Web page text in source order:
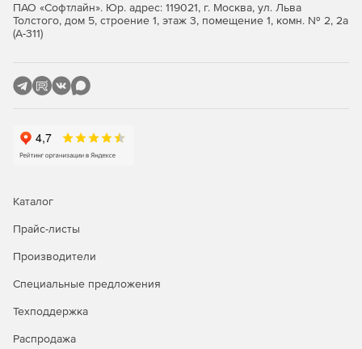
ПАО «Софтлайн». Юр. адрес: 119021, г. Москва, ул. Льва
Толстого, дом 5, строение 1, этаж 3, помещение 1, комн. № 2, 2а
(А-311)
Каталог
Прайс-листы
Производители
Специальные предложения
Техподдержка
Распродажа